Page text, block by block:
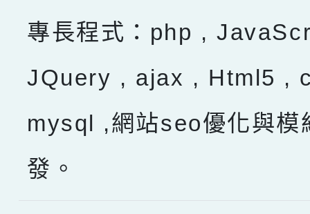
專長程式：php ,
JQuery , ajax , Html5 ,
mysql ,網站seo優化與模
發。